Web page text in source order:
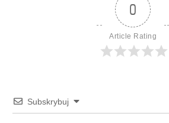
0
Article Rating
Subskrybuj